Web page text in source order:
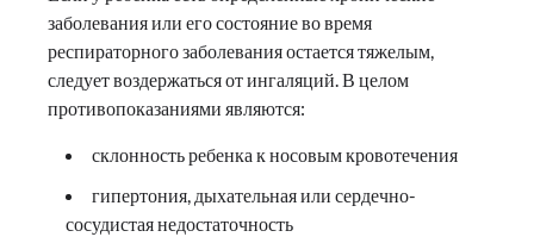
заболевания или его состояние во время
респираторного заболевания остается тяжелым,
следует воздержаться от ингаляций. В целом
противопоказаниями являются:
склонность ребенка к носовым кровотечения
гипертония, дыхательная или сердечно-
сосудистая недостаточность